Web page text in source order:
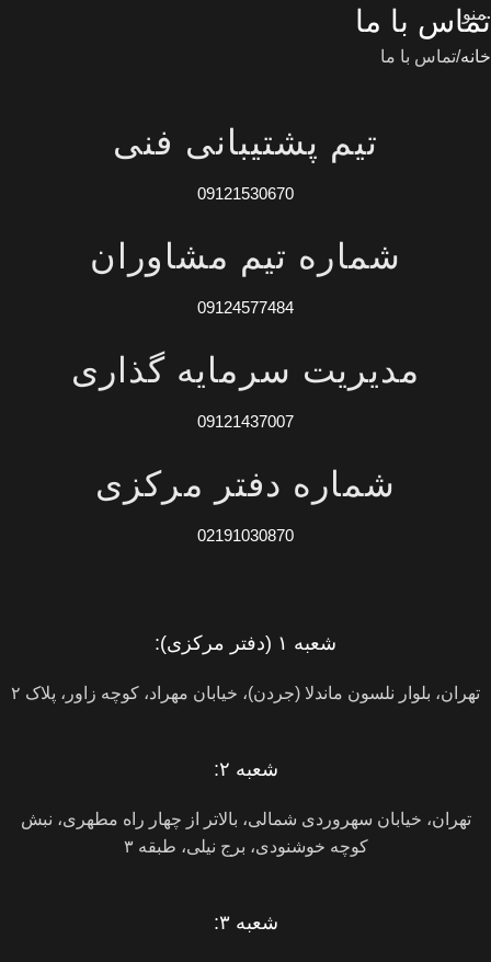
منو
تماس با ما
خانه تماس با ما
تیم پشتیبانی فنی
09121530670
شماره تیم مشاوران
09124577484
مدیریت سرمایه گذاری
09121437007
شماره دفتر مرکزی
02191030870
شعبه ۱ (دفتر مرکزی):
تهران، بلوار نلسون ماندلا (جردن)، خیابان مهراد، کوچه زاور، پلاک ٢
شعبه ۲:
تهران، خيابان سهروردی شمالی، بالاتر از چهار راه مطهری، نبش
کوچه خوشنودی، برج نیلی، طبقه ۳
شعبه ۳: